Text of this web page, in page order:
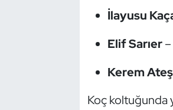
İlayusu
Elif Sarıer–
Kerem
Koç koltuğunda